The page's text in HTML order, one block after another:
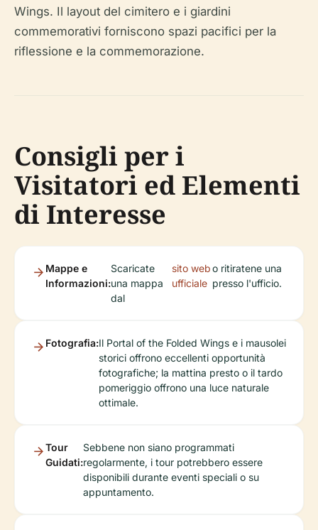
Wings. Il layout del cimitero e i giardini
commemorativi forniscono spazi pacifici per la
riflessione e la commemorazione.
Consigli per i
Visitatori ed Elementi
di Interesse
Mappe e
Informazioni:
Scaricate
una mappa
dal
sito web
ufficiale
o ritiratene una
presso l'ufficio.
Fotografia:Il Portal of the Folded Wings e i mausolei
storici offrono eccellenti opportunità
fotografiche; la mattina presto o il tardo
pomeriggio offrono una luce naturale
ottimale.
Tour
Guidati:
Sebbene non siano programmati
regolarmente, i tour potrebbero essere
disponibili durante eventi speciali o su
appuntamento.